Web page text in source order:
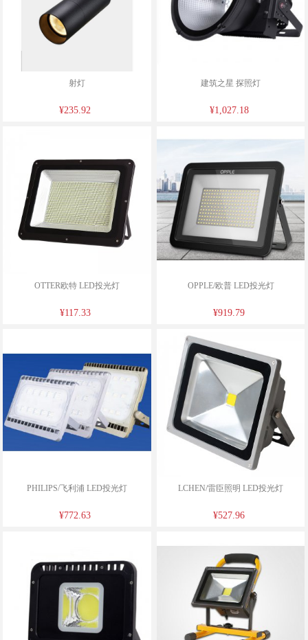
射灯
¥235.92
建筑之星 探照灯
¥1,027.18
OTTER欧特 LED投光灯
¥117.33
OPPLE/欧普 LED投光灯
¥919.79
PHILIPS/飞利浦 LED投光灯
¥772.63
LCHEN/雷臣照明 LED投光灯
¥527.96